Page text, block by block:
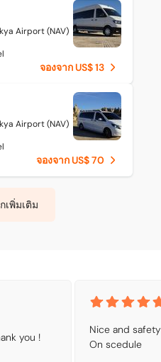
Airport (NAV)
จองจาก US$ 13
Airport (NAV)
จองจาก US$ 70
เพิ่มเติม
you !
Nice and
On scedule